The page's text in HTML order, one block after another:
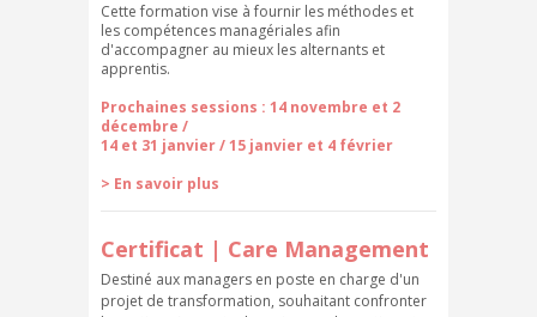
Cette formation vise à fournir les méthodes et
les compétences managériales afin
d'accompagner au mieux les alternants et
apprentis.
Prochaines sessions : 14 novembre et 2
décembre /
14 et 31 janvier / 15 janvier et 4 février
> En savoir plus
Certificat | Care Management
Destiné aux managers en poste en charge d'un
projet de transformation, souhaitant confronter